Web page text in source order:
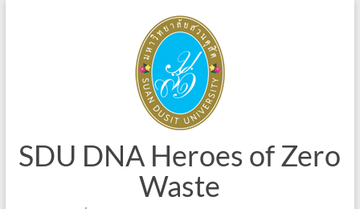
SDU DNA Heroes of Zero
Waste